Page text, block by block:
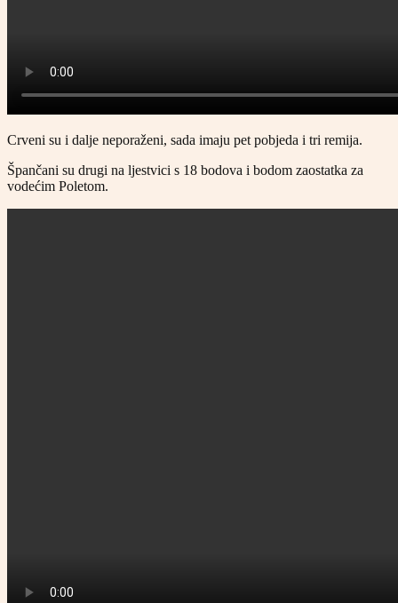
Crveni su i dalje neporaženi, sada imaju pet pobjeda i tri remija.
Špančani su drugi na ljestvici s 18 bodova i bodom zaostatka za
vodećim Poletom.